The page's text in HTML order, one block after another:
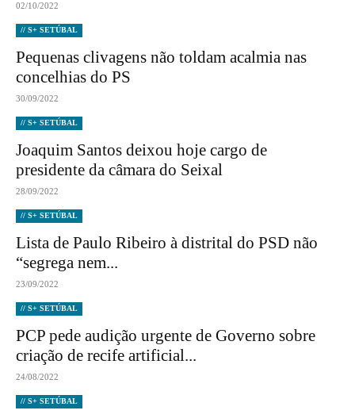
02/10/2022
// S+ SETÚBAL
Pequenas clivagens não toldam acalmia nas
concelhias do PS
30/09/2022
// S+ SETÚBAL
Joaquim Santos deixou hoje cargo de
presidente da câmara do Seixal
28/09/2022
// S+ SETÚBAL
Lista de Paulo Ribeiro à distrital do PSD não
“segrega nem...
23/09/2022
// S+ SETÚBAL
PCP pede audição urgente de Governo sobre
criação de recife artificial...
24/08/2022
// S+ SETÚBAL